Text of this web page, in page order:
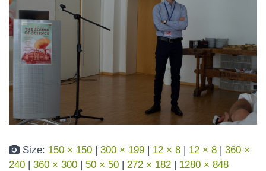
Size: 150 × 150 | 300 × 199 | 12 × 8 | 12 × 8 | 360 ×
240 | 360 × 300 | 50 × 50 | 272 × 182 | 1280 × 848